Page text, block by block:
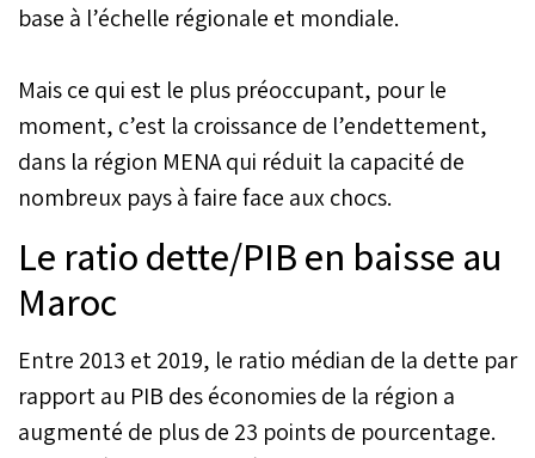
base à l’échelle régionale et mondiale.
Mais ce qui est le plus préoccupant, pour le
moment, c’est la croissance de l’endettement,
dans la région MENA qui réduit la capacité de
nombreux pays à faire face aux chocs.
Le ratio dette/PIB en baisse au
Maroc
Entre 2013 et 2019, le ratio médian de la dette par
rapport au PIB des économies de la région a
augmenté de plus de 23 points de pourcentage.